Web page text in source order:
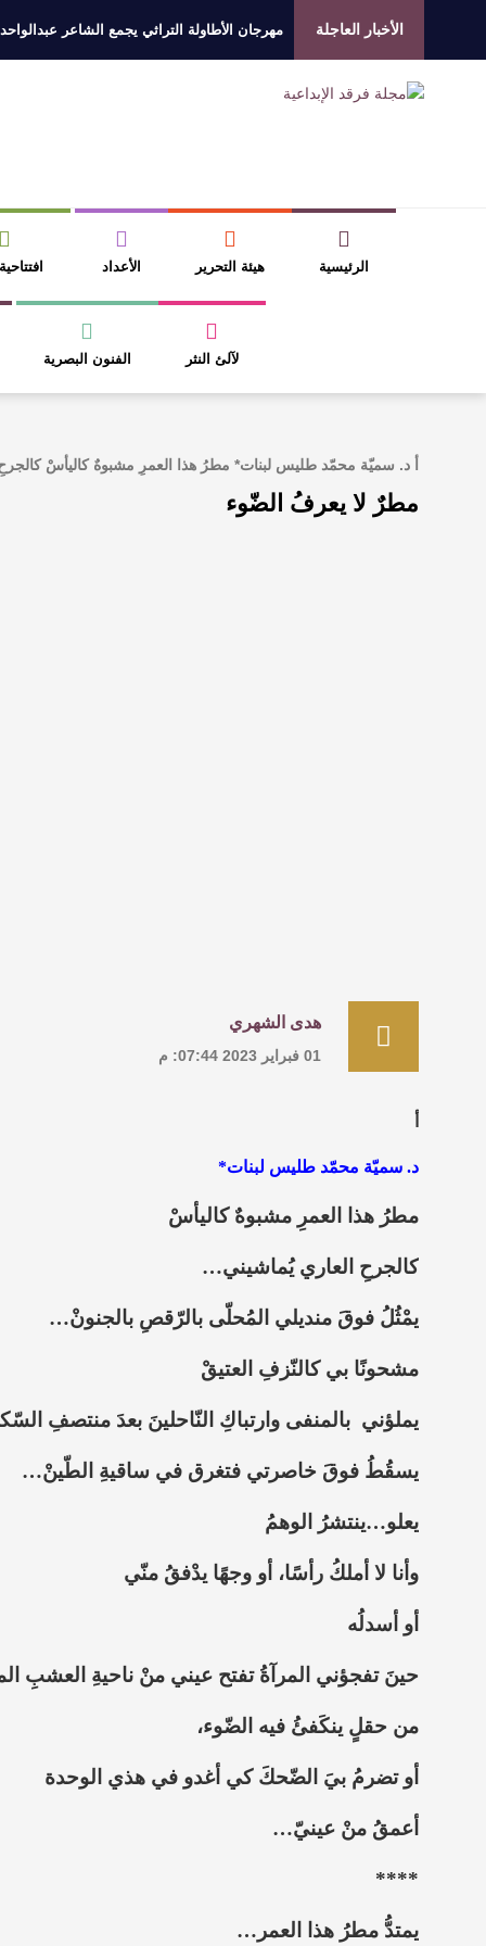
الأخبار العاجلة مهرجان الأطاولة التراثي يجمع الشاعر
عتبات التأويل وقراءة التشكيل الصوفي
الرئيسية هيئة التحرير الأعداد
لآلئ النثر الفنون البصرية
أ د. سميّة محمّد طليس لبنات* مطرُ هذا العمرِ مشبوهٌ كاليأسْ
مطرٌ لا يعرفُ الضّوء
هدى الشهري
01 فبراير 2023 07:44: م
د. سميّة محمّد طليس لبنات*
مطرُ هذا العمرِ مشبوهٌ كاليأسْ
كالجرحِ العاري يُماشيني…
يمْثُلُ فوقَ منديلي المُحلّى بالرّقصِ بالجنونْ…
مشحونًا بي كالنّزفِ العتيقْ
يملؤني بالمنفى وارتباكِ النّاحلينَ بعدَ منتصفِ
يسقُطُ فوقَ خاصرتي فتغرق في ساقيةِ الطّينْ…
يعلو…ينتشرُ الوهمُ
وأنا لا أملكُ رأسًا، أو وجهًا يدْفقُ منّي
أو أسدلُه
حينَ تفجؤني المرآةُ تفتح عيني منْ ناحيةِ العشبِ
من حقلٍ ينكَفئُ فيه الضّوء،
أو تضرمُ بيَ الضّحكَ كي أغدو في هذي الوحدة
أعمقُ منْ عينيّ…
****
يمتدُّ مطرُ هذا العمر…